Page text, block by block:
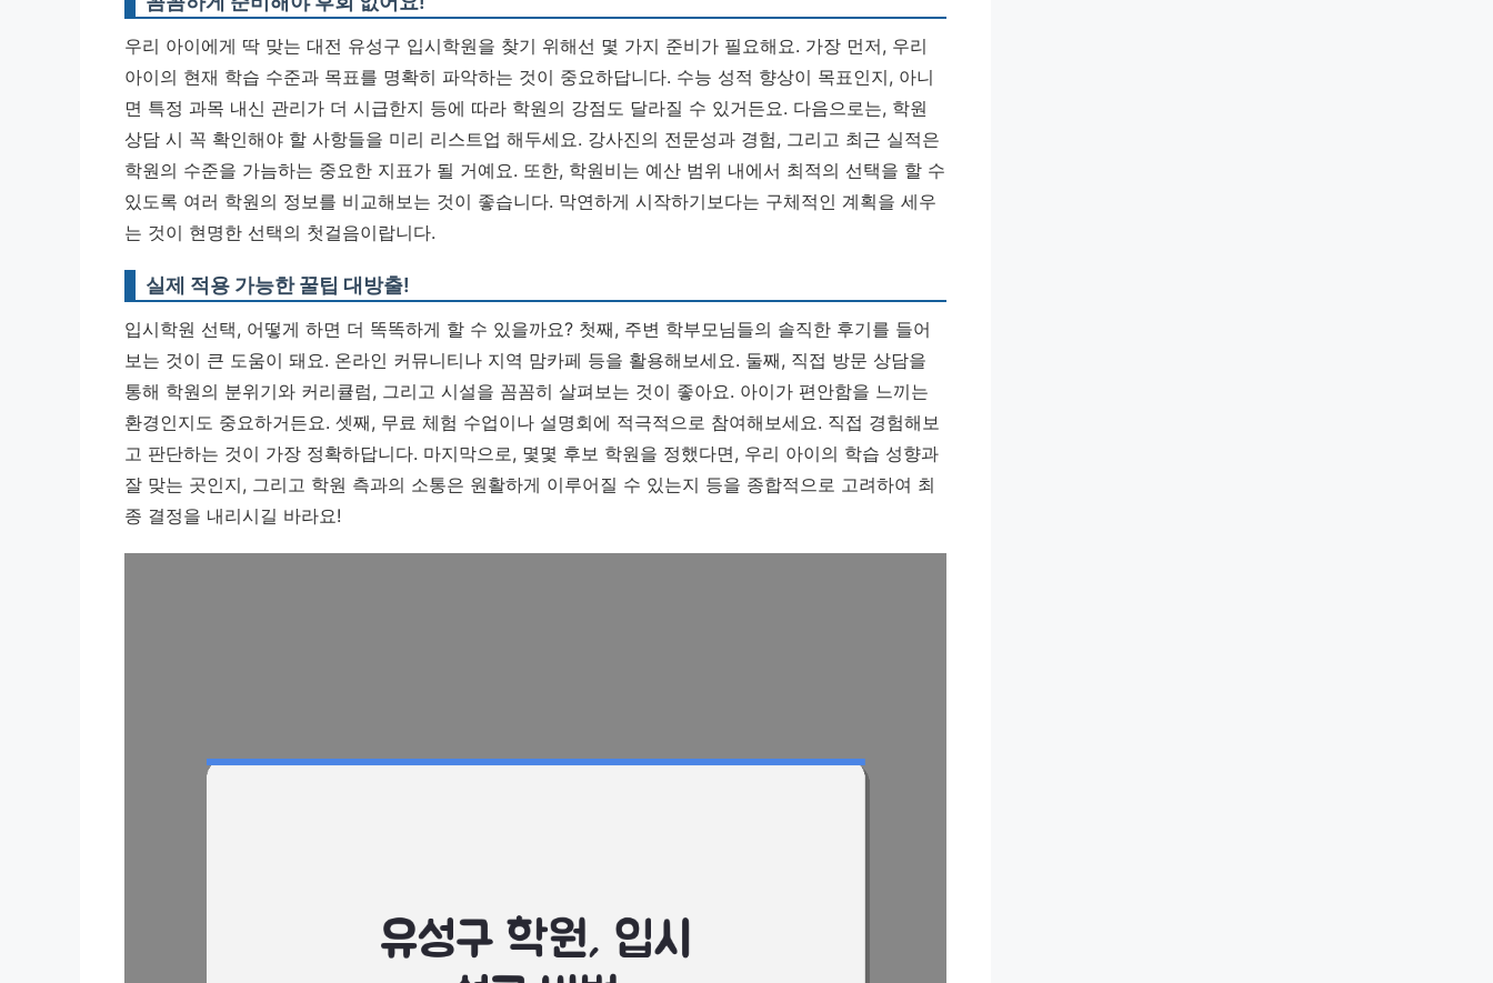
우리 아이에게 딱 맞는 대전 유성구 입시학원을 찾기 위해선 몇 가지 준비가 필요해요. 가장 먼저, 우리
아이의 현재 학습 수준과 목표를 명확히 파악하는 것이 중요하답니다. 수능 성적 향상이 목표인지, 아니
면 특정 과목 내신 관리가 더 시급한지 등에 따라 학원의 강점도 달라질 수 있거든요. 다음으로는, 학원
상담 시 꼭 확인해야 할 사항들을 미리 리스트업 해두세요. 강사진의 전문성과 경험, 그리고 최근 실적은
학원의 수준을 가늠하는 중요한 지표가 될 거예요. 또한, 학원비는 예산 범위 내에서 최적의 선택을 할 수
있도록 여러 학원의 정보를 비교해보는 것이 좋습니다. 막연하게 시작하기보다는 구체적인 계획을 세우
는 것이 현명한 선택의 첫걸음이랍니다.
실제 적용 가능한 꿀팁 대방출!
입시학원 선택, 어떻게 하면 더 똑똑하게 할 수 있을까요? 첫째, 주변 학부모님들의 솔직한 후기를 들어
보는 것이 큰 도움이 돼요. 온라인 커뮤니티나 지역 맘카페 등을 활용해보세요. 둘째, 직접 방문 상담을
통해 학원의 분위기와 커리큘럼, 그리고 시설을 꼼꼼히 살펴보는 것이 좋아요. 아이가 편안함을 느끼는
환경인지도 중요하거든요. 셋째, 무료 체험 수업이나 설명회에 적극적으로 참여해보세요. 직접 경험해보
고 판단하는 것이 가장 정확하답니다. 마지막으로, 몇몇 후보 학원을 정했다면, 우리 아이의 학습 성향과
잘 맞는 곳인지, 그리고 학원 측과의 소통은 원활하게 이루어질 수 있는지 등을 종합적으로 고려하여 최
종 결정을 내리시길 바라요!